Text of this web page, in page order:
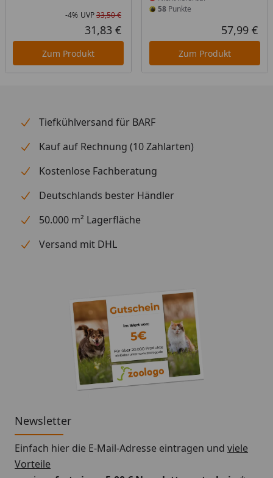
Rabatt in Prozent
-4%
Ursprünglicher Preis
UVP33,50 €
Aktueller Preis
31,83 €
Zum Produkt
58Punkte
57,99 €
Zum Produkt
Tiefkühlversand für BARF
Kauf auf Rechnung (10 Zahlarten)
Kostenlose Fachberatung
Deutschlands bester Händler
50.000 m² Lagerfläche
Versand mit DHL
Newsletter
Einfach hier die E-Mail-Adresse eintragen und viele
Vorteile